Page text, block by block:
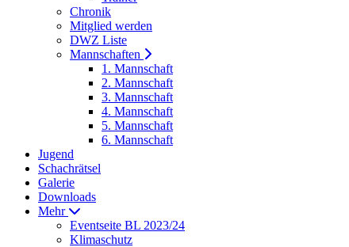
Chronik
Mitglied werden
DWZ Liste
Mannschaften
1. Mannschaft
2. Mannschaft
3. Mannschaft
4. Mannschaft
5. Mannschaft
6. Mannschaft
Jugend
Schachrätsel
Galerie
Downloads
Mehr
Eventseite BL 2023/24
Klimaschutz